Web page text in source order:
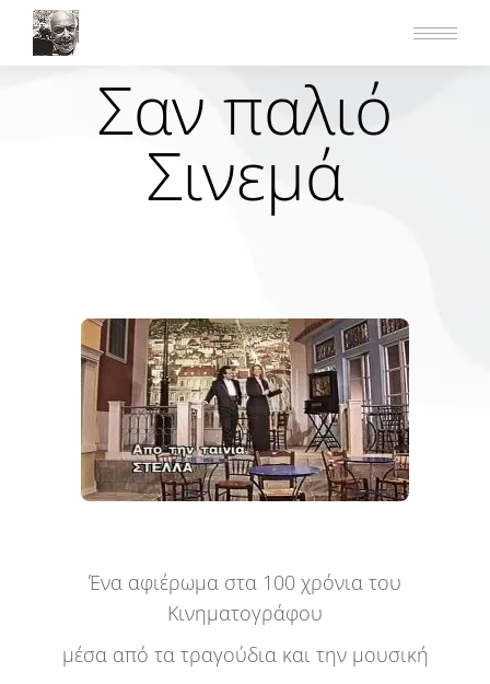
Σαν παλιό
Σινεμά
Ένα αφιέρωμα στα 100 χρόνια του
Κινηματογράφου
μέσα από τα τραγούδια και την μουσική